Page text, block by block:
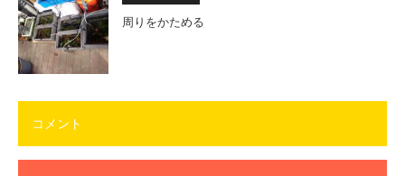
周りをかためる
コメント